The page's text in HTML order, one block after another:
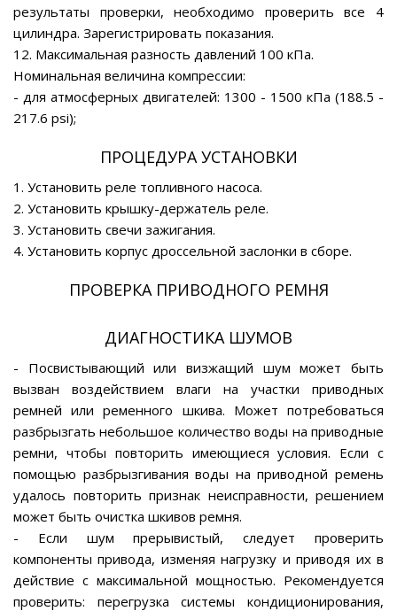
результаты проверки, необходимо проверить все 4
цилиндра. Зарегистрировать показания.
12. Максимальная разность давлений 100 кПа.
Номинальная величина компрессии:
- для атмосферных двигателей: 1300 - 1500 кПа (188.5 -
217.6 psi);
ПРОЦЕДУРА УСТАНОВКИ
1. Установить реле топливного насоса.
2. Установить крышку-держатель реле.
3. Установить свечи зажигания.
4. Установить корпус дроссельной заслонки в сборе.
ПРОВЕРКА ПРИВОДНОГО РЕМНЯ
ДИАГНОСТИКА ШУМОВ
- Посвистывающий или визжащий шум может быть
вызван воздействием влаги на участки приводных
ремней или ременного шкива. Может потребоваться
разбрызгать небольшое количество воды на приводные
ремни, чтобы повторить имеющиеся условия. Если с
помощью разбрызгивания воды на приводной ремень
удалось повторить признак неисправности, решением
может быть очистка шкивов ремня.
- Если шум прерывистый, следует проверить
компоненты привода, изменяя нагрузку и приводя их в
действие с максимальной мощностью. Рекомендуется
проверить: перегрузка системы кондиционирования,